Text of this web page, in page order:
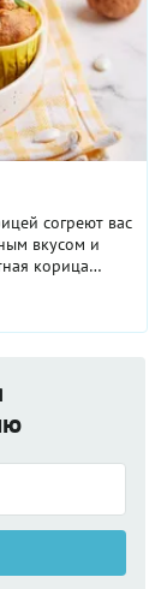
согреют вас
вкусом и
корица
орехи
что вкус
особенно
Добавление
текстуру, а